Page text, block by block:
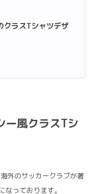
クラスTシャツデザ
ー風クラスTシ
外のサッカークラブが著
っております。